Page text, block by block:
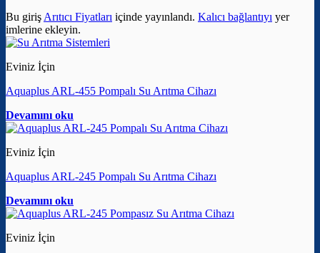
Bu girişArıtıcı Fiyatları içinde yayınlandı. Kalıcı bağlantıyı yer
imlerine ekleyin.
Eviniz İçin
Aquaplus ARL-455 Pompalı Su Arıtma Cihazı
Devamını oku
Eviniz İçin
Aquaplus ARL-245 Pompalı Su Arıtma Cihazı
Devamını oku
Eviniz İçin